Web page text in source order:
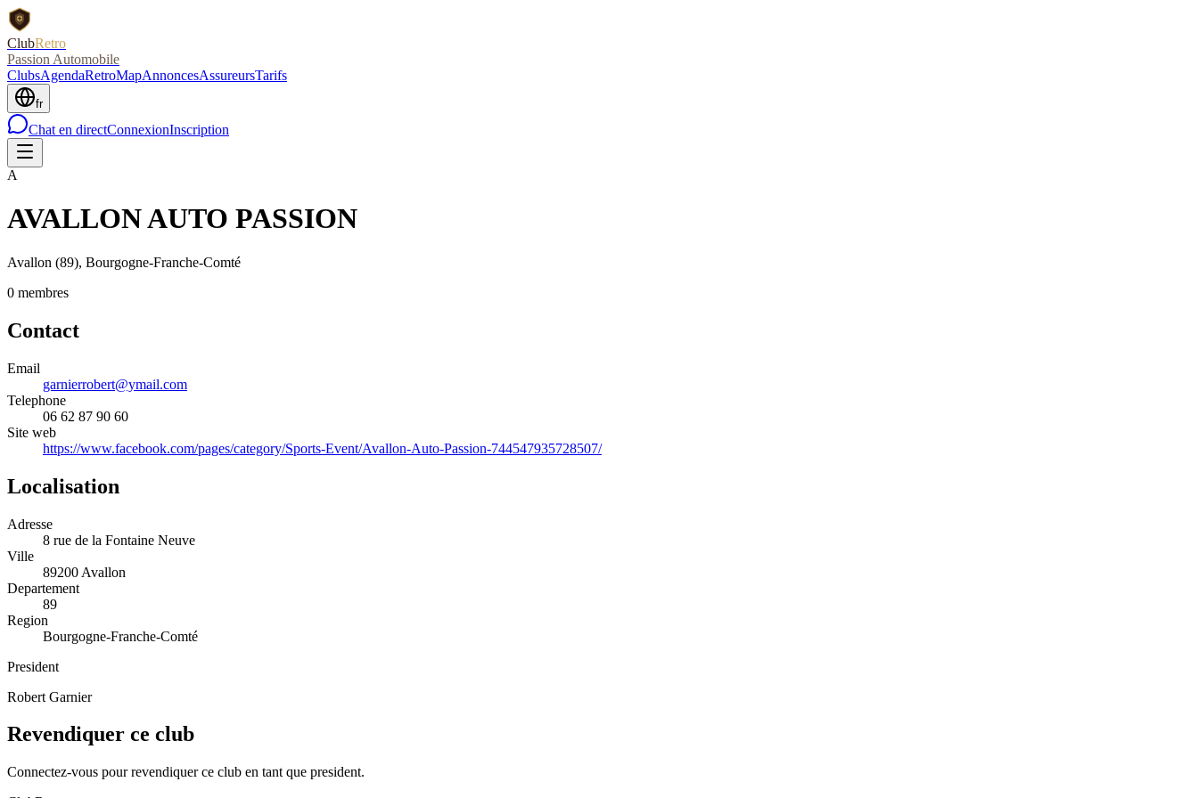
ClubRetro
Passion Automobile
ClubsAgendaRetroMapAnnoncesAssureursTarifs
fr
Chat en directConnexionInscription
A
AVALLON AUTO PASSION
Avallon (89), Bourgogne-Franche-Comté
0 membres
Contact
Email
garnierrobert@ymail.com
Telephone
06 62 87 90 60
Site web
https://www.facebook.com/pages/category/Sports-Event/Avallon-Auto-Passion-744547935728507/
Localisation
Adresse
8 rue de la Fontaine Neuve
Ville
89200 Avallon
Departement
89
Region
Bourgogne-Franche-Comté
President
Robert Garnier
Revendiquer ce club
Connectez-vous pour revendiquer ce club en tant que president.